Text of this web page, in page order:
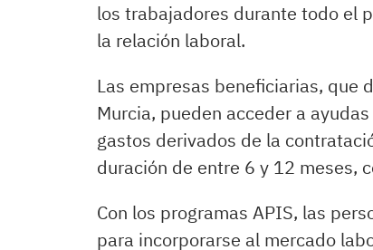
los trabajadores durante todo el
la relación laboral.
Las empresas beneficiarias, que
Murcia, pueden acceder a
gastos derivados de la
duración de entre 6 y 12 meses,
Con los programas APIS, las
para incorporarse al mercado